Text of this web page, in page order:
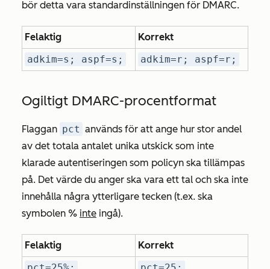
bör detta vara standardinställningen för DMARC.
Felaktig
Korrekt
adkim=s; aspf=s;
adkim=r; aspf=r;
Ogiltigt DMARC-procentformat
Flaggan pct används för att ange hur stor andel
av det totala antalet unika utskick som inte
klarade autentiseringen som policyn ska tillämpas
på. Det värde du anger ska vara ett tal och ska inte
innehålla några ytterligare tecken (t.ex. ska
symbolen % inte ingå).
Felaktig
Korrekt